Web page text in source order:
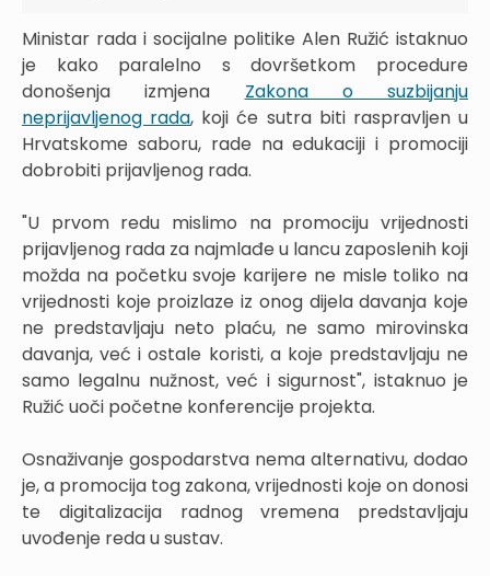
Ministar rada i socijalne politike Alen Ružić istaknuo
je kako paralelno s dovršetkom procedure
donošenja izmjena Zakona o suzbijanju
neprijavljenog rada, koji će sutra biti raspravljen u
Hrvatskome saboru, rade na edukaciji i promociji
dobrobiti prijavljenog rada.
"U prvom redu mislimo na promociju vrijednosti
prijavljenog rada za najmlađe u lancu zaposlenih koji
možda na početku svoje karijere ne misle toliko na
vrijednosti koje proizlaze iz onog dijela davanja koje
ne predstavljaju neto plaću, ne samo mirovinska
davanja, već i ostale koristi, a koje predstavljaju ne
samo legalnu nužnost, već i sigurnost", istaknuo je
Ružić uoči početne konferencije projekta.
Osnaživanje gospodarstva nema alternativu, dodao
je, a promocija tog zakona, vrijednosti koje on donosi
te digitalizacija radnog vremena predstavljaju
uvođenje reda u sustav.